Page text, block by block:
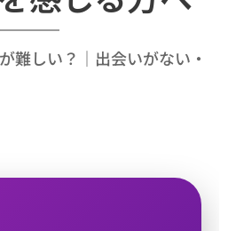
難しい？｜出会いがない・